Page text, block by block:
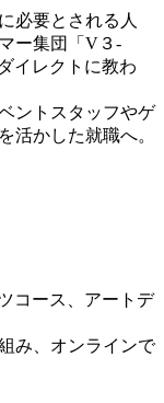
必要とされる人
ー集団「V３-
イレクトに教わ
ントスタッフやゲ
活かした就職へ。
コース、アートデ
み、オンラインで